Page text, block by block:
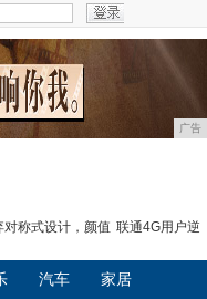
广告
对称式设计，颜值 联通4G用户逆
汽车 家居